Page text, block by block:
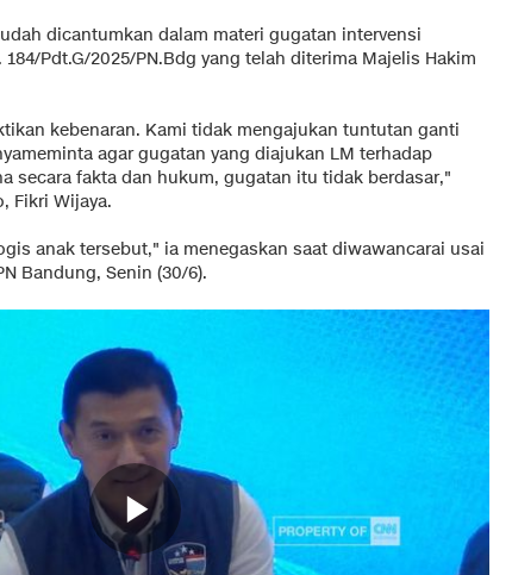
dicantumkan dalam materi gugatan intervensi
Pdt.G/2025/PN.Bdg yang telah diterima Majelis Hakim
kebenaran. Kami tidak mengajukan tuntutan ganti
agar gugatan yang diajukan LM terhadap
secara fakta dan hukum, gugatan itu tidak berdasar,"
Fikri Wijaya.
anak tersebut," ia menegaskan saat diwawancarai usai
Bandung, Senin (30/6).